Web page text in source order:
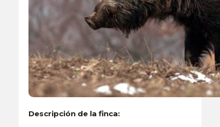
Descripción de la finca: